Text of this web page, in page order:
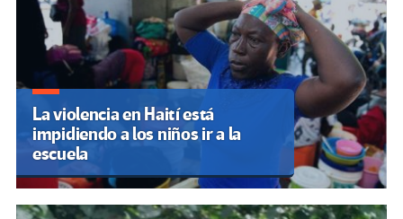
La violencia en Haití está
impidiendo a los niños ir a la
escuela